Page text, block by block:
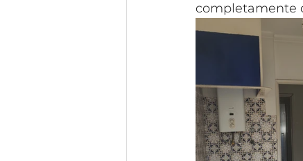
completamente